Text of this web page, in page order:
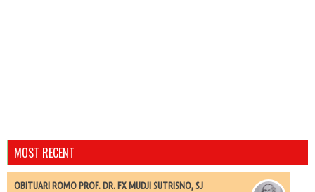
MOST RECENT
OBITUARI ROMO PROF. DR. FX MUDJI SUTRISNO, SJ